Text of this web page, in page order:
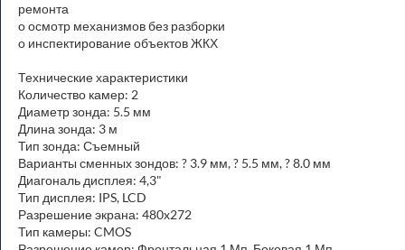
ремонта
o осмотр механизмов без разборки
o инспектирование объектов ЖКХ
Технические характеристики
Количество камер: 2
Диаметр зонда: 5.5 мм
Длина зонда: 3 м
Тип зонда: Съемный
Варианты сменных зондов: ? 3.9 мм, ? 5.5 мм, ? 8.0 мм
Диагональ дисплея: 4,3"
Тип дисплея: IPS, LCD
Разрешение экрана: 480x272
Тип камеры: CMOS